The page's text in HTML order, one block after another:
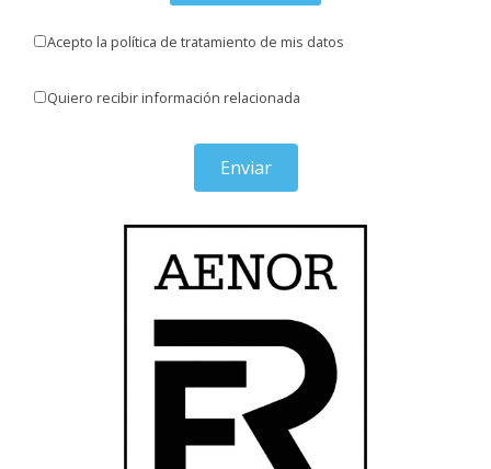
Acepto la política de tratamiento de mis datos
Quiero recibir información relacionada
Enviar